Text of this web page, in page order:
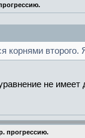
корнями второго.
не
прогрессию.